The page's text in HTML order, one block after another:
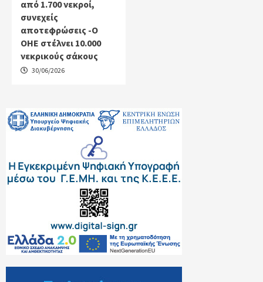
από 1.700 νεκροί,
συνεχείς
αποτεφρώσεις -Ο
ΟΗΕ στέλνει 10.000
νεκρικούς σάκους
30/06/2026